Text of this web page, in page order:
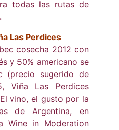
todas las rutas de
Las Perdices
cosecha 2012 con
y 50% americano se
(precio sugerido de
Viña Las Perdices
vino, el gusto por la
de Argentina, en
Wine in Moderation